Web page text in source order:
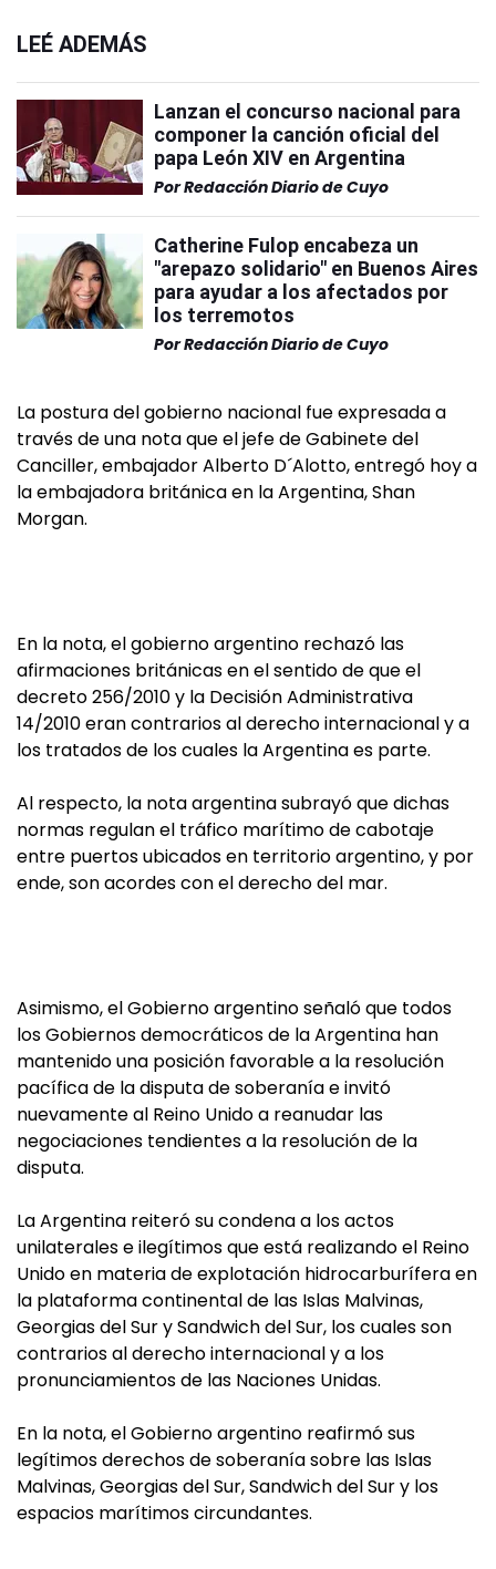
LEÉ ADEMÁS
Lanzan el concurso nacional para
componer la canción oficial del
papa León XIV en Argentina
PorRedacción Diario de Cuyo
Catherine Fulop encabeza un
"arepazo solidario" en Buenos Aires
para ayudar a los afectados por
los terremotos
PorRedacción Diario de Cuyo
La postura del gobierno nacional fue expresada a
través de una nota que el jefe de Gabinete del
Canciller, embajador Alberto D´Alotto, entregó hoy a
la embajadora británica en la Argentina, Shan
Morgan.
En la nota, el gobierno argentino rechazó las
afirmaciones británicas en el sentido de que el
decreto 256/2010 y la Decisión Administrativa
14/2010 eran contrarios al derecho internacional y a
los tratados de los cuales la Argentina es parte.
Al respecto, la nota argentina subrayó que dichas
normas regulan el tráfico marítimo de cabotaje
entre puertos ubicados en territorio argentino, y por
ende, son acordes con el derecho del mar.
Asimismo, el Gobierno argentino señaló que todos
los Gobiernos democráticos de la Argentina han
mantenido una posición favorable a la resolución
pacífica de la disputa de soberanía e invitó
nuevamente al Reino Unido a reanudar las
negociaciones tendientes a la resolución de la
disputa.
La Argentina reiteró su condena a los actos
unilaterales e ilegítimos que está realizando el Reino
Unido en materia de explotación hidrocarburífera en
la plataforma continental de las Islas Malvinas,
Georgias del Sur y Sandwich del Sur, los cuales son
contrarios al derecho internacional y a los
pronunciamientos de las Naciones Unidas.
En la nota, el Gobierno argentino reafirmó sus
legítimos derechos de soberanía sobre las Islas
Malvinas, Georgias del Sur, Sandwich del Sur y los
espacios marítimos circundantes.